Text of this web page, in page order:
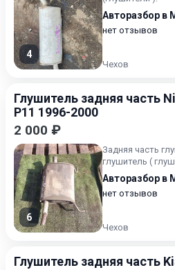
4
Авторазбор в
нет отзывов
Чехов
Глушитель задняя часть
P11 1996-2000
2 000 ₽
6
Задняя часть
глушитель (
Авторазбор в
нет отзывов
Чехов
Глушитель задняя часть